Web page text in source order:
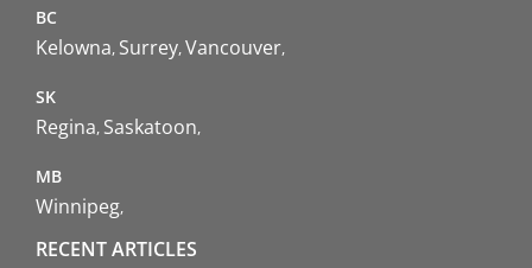
BC
Kelowna Surrey Vancouver
SK
Regina Saskatoon
MB
Winnipeg
RECENT ARTICLES